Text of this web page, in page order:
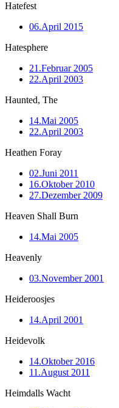
Hatefest
06.April 2015
Hatesphere
21.Februar 2005
22.April 2003
Haunted, The
14.Mai 2005
22.April 2003
Heathen Foray
02.Juni 2011
16.Oktober 2010
27.Dezember 2009
Heaven Shall Burn
14.Mai 2005
Heavenly
03.November 2001
Heideroosjes
14.April 2001
Heidevolk
14.Oktober 2016
11.August 2011
Heimdalls Wacht